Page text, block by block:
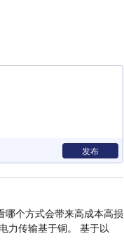
发布
哪个方式会带来高成本高损
力传输基于铜。 基于以